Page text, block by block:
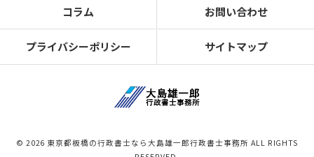
コラム お問い合わせ
プライバシーポリシー サイトマップ
© 2026 東京都板橋の行政書士なら大島雄一郎行政書士事務所 ALL RIGHTS